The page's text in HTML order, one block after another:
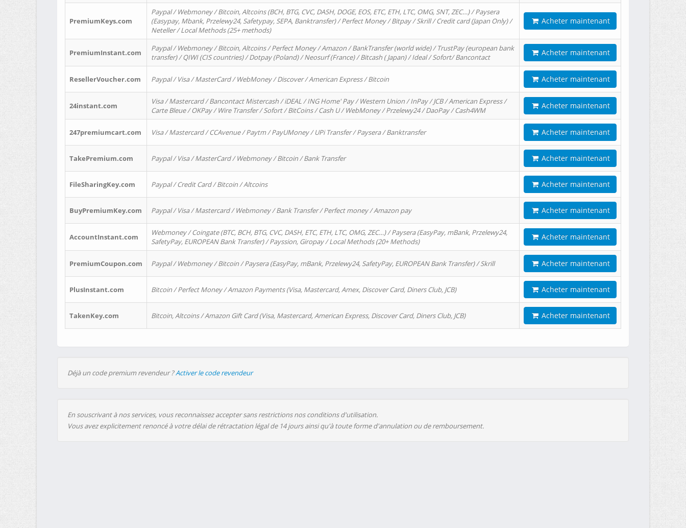
PremiumKeys.com
Paypal / Webmoney / Bitcoin, Altcoins (BCH, BTG, CVC, DASH, DOGE, EOS, ETC, ETH, LTC, OMG, SNT, ZEC…) / Paysera
(Easypay, Mbank, Przelewy24, Safetypay, SEPA, Banktransfer) / Perfect Money / Bitpay / Skrill / Credit card (Japan Only) /
Neteller / Local Methods (25+ methods)
Acheter maintenant
PremiumInstant.com
Paypal / Webmoney / Bitcoin, Altcoins / Perfect Money / Amazon / BankTransfer (world wide) / TrustPay (european bank
transfer) / QIWI (CIS countries) / Dotpay (Poland) / Neosurf (France) / Bitcash ( Japan) / Ideal / Sofort/ Bancontact
Acheter maintenant
ResellerVoucher.com Paypal / Visa / MasterCard / WebMoney / Discover / American Express / Bitcoin Acheter maintenant
24instant.com
Visa / Mastercard / Bancontact Mistercash / iDEAL / ING Home' Pay / Western Union / InPay / JCB / American Express /
Carte Bleue / OKPay / Wire Transfer / Sofort / BitCoins / Cash U / WebMoney / Przelewy24 / DaoPay / Cash4WM
Acheter maintenant
247premiumcart.com Visa / Mastercard / CCAvenue / Paytm / PayUMoney / UPi Transfer / Paysera / Banktransfer Acheter maintenant
TakePremium.com Paypal / Visa / MasterCard / Webmoney / Bitcoin / Bank Transfer Acheter maintenant
FileSharingKey.com Paypal / Credit Card / Bitcoin / Altcoins Acheter maintenant
BuyPremiumKey.com Paypal / Visa / Mastercard / Webmoney / Bank Transfer / Perfect money / Amazon pay Acheter maintenant
AccountInstant.com
Webmoney / Coingate (BTC, BCH, BTG, CVC, DASH, ETC, ETH, LTC, OMG, ZEC…) / Paysera (EasyPay, mBank, Przelewy24,
SafetyPay, EUROPEAN Bank Transfer) / Payssion, Giropay / Local Methods (20+ Methods)
Acheter maintenant
PremiumCoupon.com Paypal / Webmoney / Bitcoin / Paysera (EasyPay, mBank, Przelewy24, SafetyPay, EUROPEAN Bank Transfer) / Skrill Acheter maintenant
PlusInstant.com Bitcoin / Perfect Money / Amazon Payments (Visa, Mastercard, Amex, Discover Card, Diners Club, JCB) Acheter maintenant
TakenKey.com Bitcoin, Altcoins / Amazon Gift Card (Visa, Mastercard, American Express, Discover Card, Diners Club, JCB) Acheter maintenant
Déjà un code premium revendeur ?Activer le code revendeur
En souscrivant à nos services, vous reconnaissez accepter sans restrictions nos conditions d'utilisation.
Vous avez explicitement renoncé à votre délai de rétractation légal de 14 jours ainsi qu'à toute forme d'annulation ou de remboursement.